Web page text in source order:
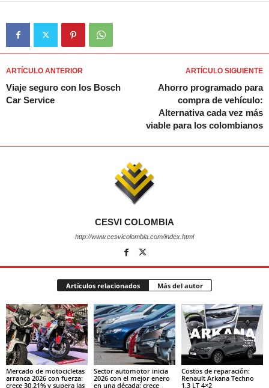
ARTÍCULO ANTERIOR
Viaje seguro con los Bosch
Car Service
ARTÍCULO SIGUIENTE
Ahorro programado para
compra de vehículo:
Alternativa cada vez más
viable para los colombianos
CESVI COLOMBIA
http://www.cesvicolombia.com/index.html
Artículos relacionados Más del autor
Mercado de motocicletas
arranca 2026 con fuerza:
crece 30,21% y supera las
Sector automotor inicia
2026 con el mejor enero
en una década: crece
Costos de reparación:
Renault Arkana Techno
1.3 LT 4×2